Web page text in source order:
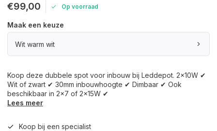
€99,00 Op voorraad
Maak een keuze
Wit warm wit
Koop deze dubbele spot voor inbouw bij Leddepot. 2x10W ✔
Wit of zwart ✔ 30mm inbouwhoogte ✔ Dimbaar ✔ Ook
beschikbaar in 2x7 of 2x15W ✔
Lees meer
Koop bij een specialist